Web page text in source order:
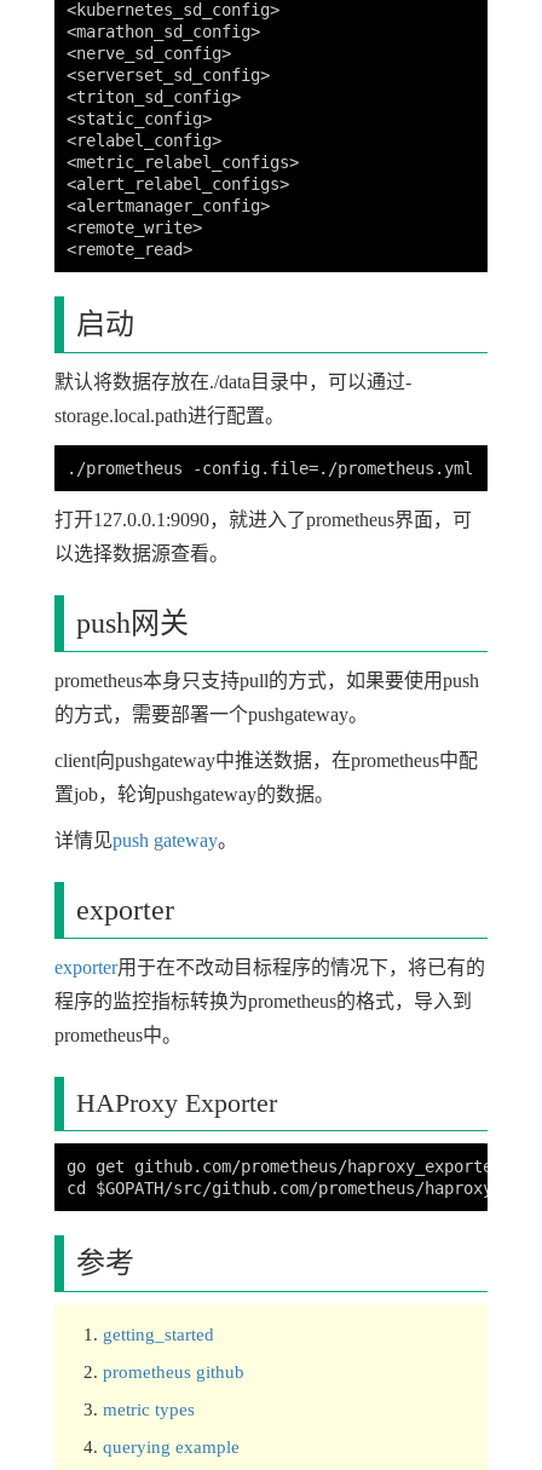
<kubernetes_sd_config>
<marathon_sd_config>
<nerve_sd_config>
<serverset_sd_config>
<triton_sd_config>
<static_config>
<relabel_config>
<metric_relabel_configs>
<alert_relabel_configs>
<alertmanager_config>
<remote_write>
启动
默认将数据存放在./data目录中，可以通过-
storage.local.path进行配置。
打开127.0.0.1:9090，就进入了prometheus界面，可
以选择数据源查看。
push网关
prometheus本身只支持pull的方式，如果要使用push
的方式，需要部署一个pushgateway。
client向pushgateway中推送数据，在prometheus中配
置job，轮询pushgateway的数据。
详情见push gateway。
exporter
exporter用于在不改动目标程序的情况下，将已有的
程序的监控指标转换为prometheus的格式，导入到
prometheus中。
HAProxy Exporter
go get github.com/prometheus/haproxy_exporter
参考
getting_started
prometheus github
metric types
querying example